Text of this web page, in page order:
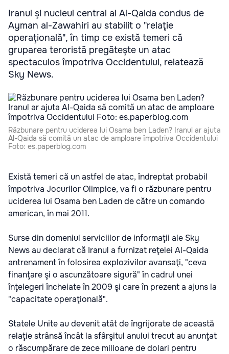
Iranul şi nucleul central al Al-Qaida condus de
Ayman al-Zawahiri au stabilit o "relaţie
operaţională", în timp ce există temeri că
gruparea teroristă pregăteşte un atac
spectaculos împotriva Occidentului, relatează
Sky News.
Răzbunare pentru uciderea lui Osama ben Laden? Iranul ar ajuta
Al-Qaida să comită un atac de amploare împotriva Occidentului
Foto: es.paperblog.com
Există temeri că un astfel de atac, îndreptat probabil
împotriva Jocurilor Olimpice, va fi o răzbunare pentru
uciderea lui Osama ben Laden de către un comando
american, în mai 2011.
Surse din domeniul serviciilor de informaţii ale Sky
News au declarat că Iranul a furnizat reţelei Al-Qaida
antrenament în folosirea explozivilor avansaţi, "ceva
finanţare şi o ascunzătoare sigură" în cadrul unei
înţelegeri încheiate în 2009 şi care în prezent a ajuns la
"capacitate operaţională".
Statele Unite au devenit atât de îngrijorate de această
relaţie strânsă încât la sfârşitul anului trecut au anunţat
o răscumpărare de zece milioane de dolari pentru